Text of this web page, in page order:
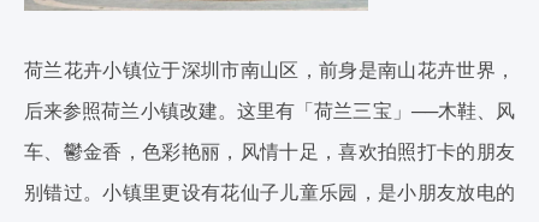
荷兰花卉小镇位于深圳市南山区，前身是南山花卉世界，
后来参照荷兰小镇改建。这里有「荷兰三宝」──木鞋、风
车、鬱金香，色彩艳丽，风情十足，喜欢拍照打卡的朋友
别错过。小镇里更设有花仙子儿童乐园，是小朋友放电的